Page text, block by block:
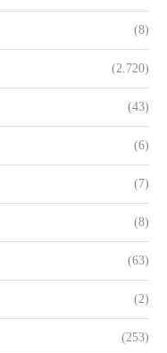
(8)
(2.720)
(43)
(6)
(7)
(8)
(63)
(2)
(253)